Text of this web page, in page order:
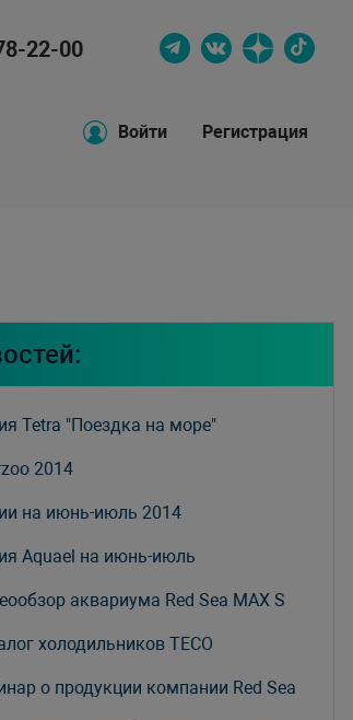
22-00
Войти Регистрация
Tetra "Поездка на море"
2014
на июнь-июль 2014
Aquael на июнь-июль
аквариума Red Sea MAX S
холодильников TECO
о продукции компании Red Sea